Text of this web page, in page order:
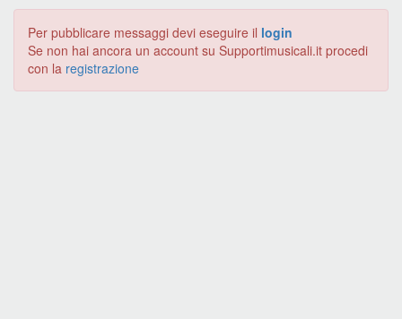
Per pubblicare messaggi devi eseguire il login
Se non hai ancora un account su Supportimusicali.it procedi
con la registrazione